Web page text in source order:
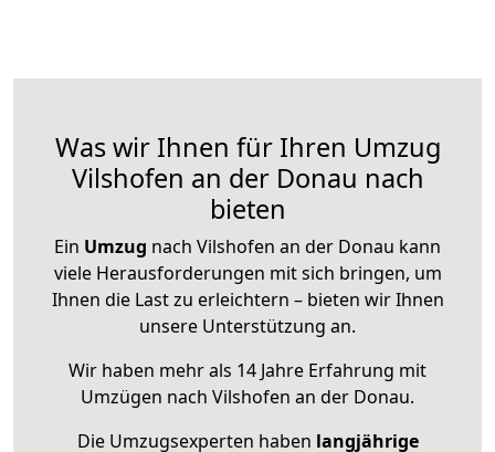
Was wir Ihnen für Ihren Umzug
Vilshofen an der Donau nach
bieten
Ein Umzug nach Vilshofen an der Donau kann
viele Herausforderungen mit sich bringen, um
Ihnen die Last zu erleichtern – bieten wir Ihnen
unsere Unterstützung an.
Wir haben mehr als 14 Jahre Erfahrung mit
Umzügen nach Vilshofen an der Donau.
Die Umzugsexperten haben langjährige